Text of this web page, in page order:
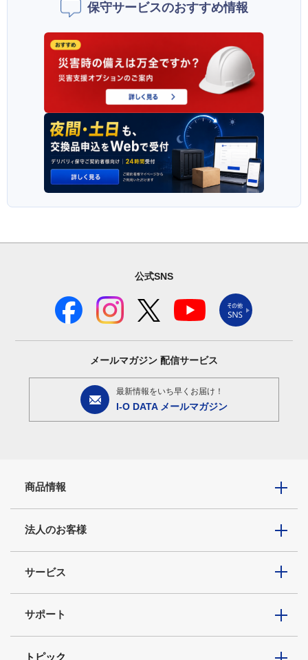
保守サービスのおすすめ情報
公式SNS
メールマガジン 配信サービス
最新情報をいち早くお届け！
I-O DATA メールマガジン
商品情報
法人のお客様
サービス
サポート
トピック